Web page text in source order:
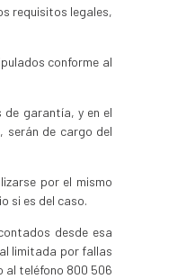
requisitos legales,
conforme al
de garantía, y en el
serán de cargo del
por el mismo
si es del caso.
desde esa
limitada por fallas
al teléfono 800 506